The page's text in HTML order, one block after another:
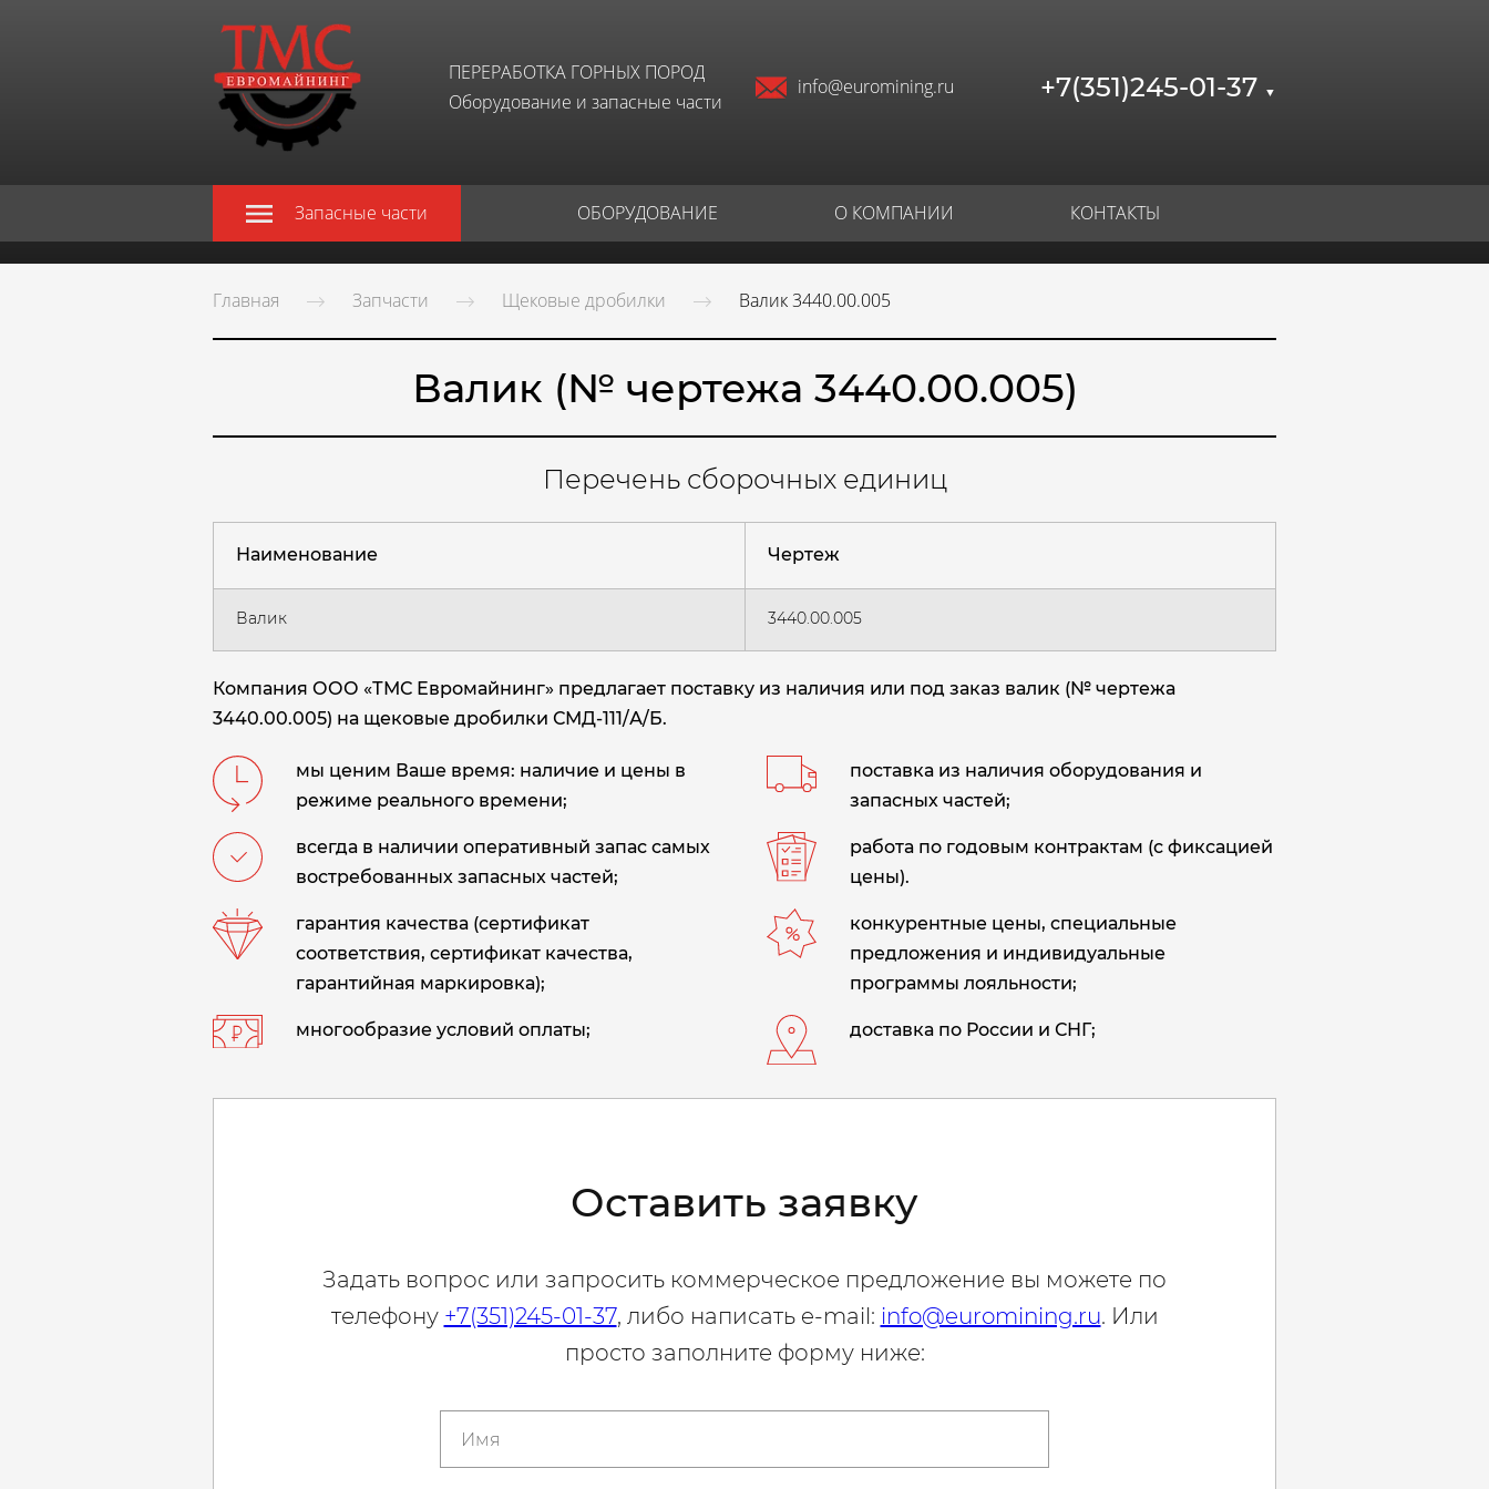
ПЕРЕРАБОТКА ГОРНЫХ ПОРОД
Оборудование и запасные части
info@euromining.ru +7(351)245-01-37 ▼
Запасные части ОБОРУДОВАНИЕ О КОМПАНИИ КОНТАКТЫ
Главная Запчасти Щековые дробилки Валик 3440.00.005
Валик (№ чертежа 3440.00.005)
Перечень сборочных единиц
Наименование Чертеж
Валик 3440.00.005
Компания ООО «ТМС Евромайнинг» предлагает поставку из наличия или под заказ валик (№ чертежа
3440.00.005) на щековые дробилки СМД-111/А/Б.
мы ценим Ваше время: наличие и цены в
режиме реального времени;
поставка из наличия оборудования и
запасных частей;
всегда в наличии оперативный запас самых
востребованных запасных частей;
работа по годовым контрактам (с фиксацией
цены).
гарантия качества (сертификат
соответствия, сертификат качества,
гарантийная маркировка);
конкурентные цены, специальные
предложения и индивидуальные
программы лояльности;
многообразие условий оплаты; доставка по России и СНГ;
Оставить заявку
Задать вопрос или запросить коммерческое предложение вы можете по
телефону +7(351)245-01-37, либо написать e-mail: info@euromining.ru. Или
просто заполните форму ниже: